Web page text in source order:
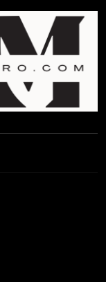
এবার
যে বড়
ডলারের ‘বলরুম